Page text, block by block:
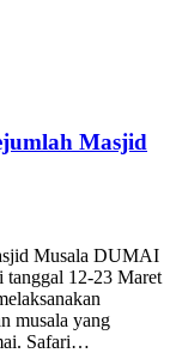
Masjid
Musala DUMAI
tanggal 12-23 Maret
musala yang
Safari…